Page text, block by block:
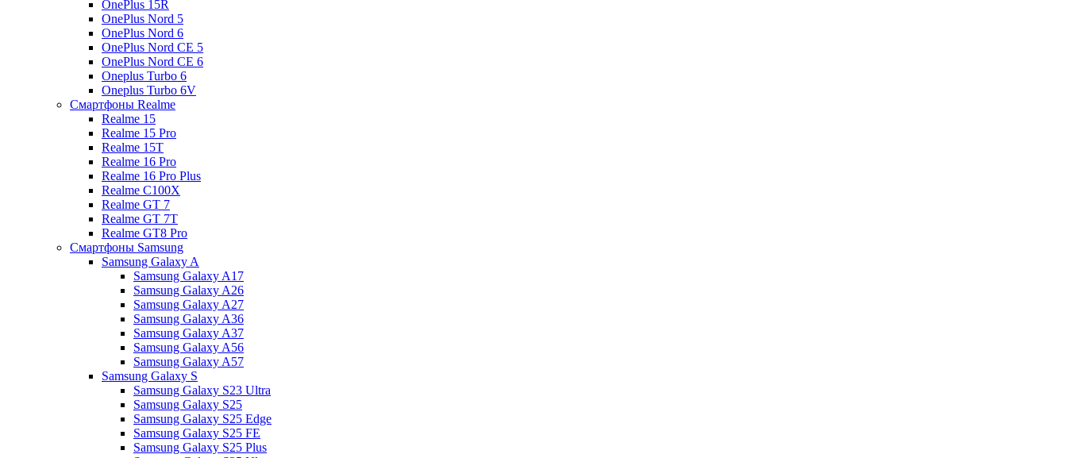
OnePlus 15R
OnePlus Nord 5
OnePlus Nord 6
OnePlus Nord CE 5
OnePlus Nord CE 6
Oneplus Turbo 6
Oneplus Turbo 6V
Смартфоны Realme
Realme 15
Realme 15 Pro
Realme 15T
Realme 16 Pro
Realme 16 Pro Plus
Realme C100X
Realme GT 7
Realme GT 7T
Realme GT8 Pro
Смартфоны Samsung
Samsung Galaxy A
Samsung Galaxy A17
Samsung Galaxy A26
Samsung Galaxy A27
Samsung Galaxy A36
Samsung Galaxy A37
Samsung Galaxy A56
Samsung Galaxy A57
Samsung Galaxy S
Samsung Galaxy S23 Ultra
Samsung Galaxy S25
Samsung Galaxy S25 Edge
Samsung Galaxy S25 FE
Samsung Galaxy S25 Plus